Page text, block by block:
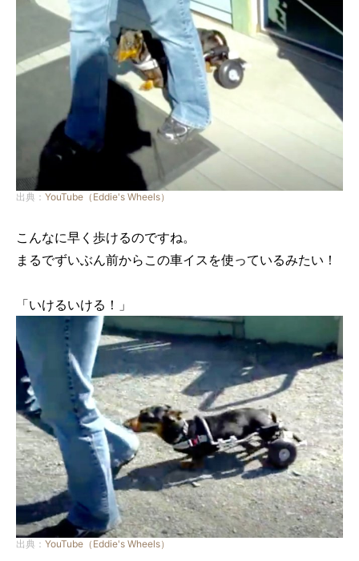
出典： YouTube（Eddie's Wheels）
こんなに早く歩けるのですね。
まるでずいぶん前からこの車イスを使っているみたい！
「いけるいける！」
出典： YouTube（Eddie's Wheels）